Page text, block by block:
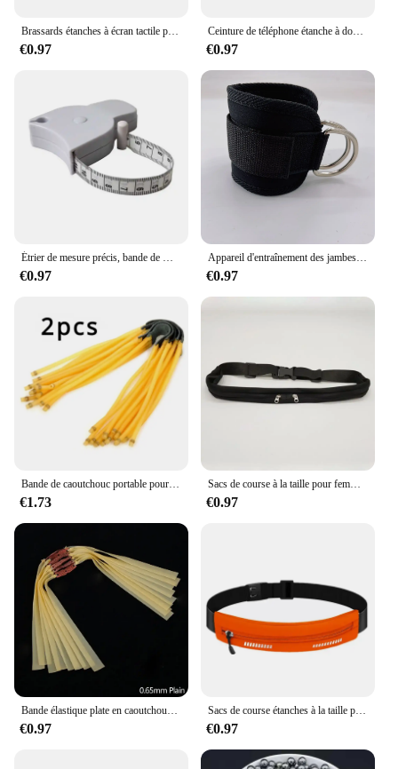
Brassards étanches à écran tactile pour téléphone, sacs de course pour hommes et femmes, sports et fitness, accessoires de course pour smartphone 4.0-6.2"
€0.97
Ceinture de téléphone étanche à double poche, petit sac de taille, nylon décontracté, voyage, course, cyclisme, randonnée, sport, voyage, shopping
€0.97
Étrier de mesure précis, bande de mesure de la graisse corporelle, perte de poids, équipement de Fitness rétractable, règle accessoires 1 pièce
€0.97
Appareil d'entraînement des jambes et des hanches, 1 pièce, portique de fitness, dispositif de rinçage, double tension D, anneau de pied, sangle de legging, accessoires de rinçage
€0.97
€1.73
Sacs de course à la taille pour femmes, support de téléphone pour le fitness, le jogging, l'entraînement, les paquets de poudres, la ceinture à clés, le vélo, les accessoires de cyclisme, l'argent
€0.97
€0.97
Sacs de course étanches à la taille pour femmes, support de téléphone pour argent, porte-clés d'entraînement de jogging, accessoires de vélo, packs de poudres, fitness sportif
€0.97